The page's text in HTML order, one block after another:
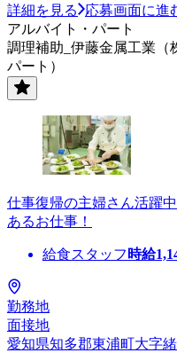
詳細を見る
応募画面に進
アルバイト・パート
調理補助_伊藤金属工業（
パート）
仕事復帰の主婦さん活躍
あるお仕事！
給食スタッフ 時給
勤務地
面接地
愛知県知多郡東浦町大字